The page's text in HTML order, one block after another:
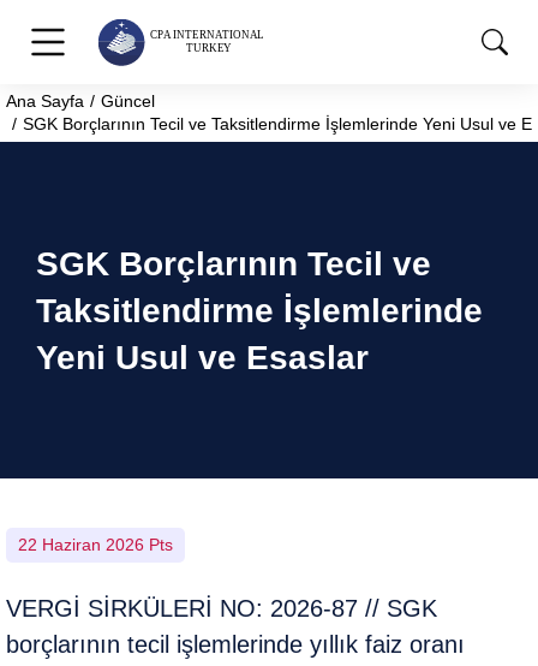
You are here:
Ana Sayfa
Güncel
SGK Borçlarının Tecil ve Taksitlendirme İşlemlerinde Yeni Usul ve
SGK Borçlarının Tecil ve
Taksitlendirme İşlemlerinde
Yeni Usul ve Esaslar
22 Haziran 2026 Pts
VERGİ SİRKÜLERİ NO: 2026-87 // SGK
borçlarının tecil işlemlerinde yıllık faiz oranı